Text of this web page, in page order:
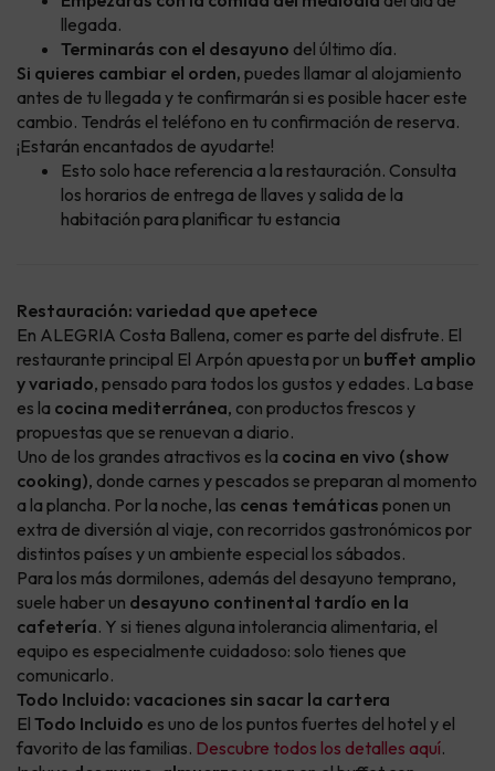
llegada.
Terminarás con el desayuno del último día.
Si quieres cambiar el orden, puedes llamar al alojamiento
antes de tu llegada y te confirmarán si es posible hacer este
cambio. Tendrás el teléfono en tu confirmación de reserva.
¡Estarán encantados de ayudarte!
Esto solo hace referencia a la restauración. Consulta
los horarios de entrega de llaves y salida de la
habitación para planificar tu estancia
Restauración: variedad que apetece
En ALEGRIA Costa Ballena, comer es parte del disfrute. El
restaurante principal El Arpón apuesta por un buffet amplio
y variado, pensado para todos los gustos y edades. La base
es la cocina mediterránea, con productos frescos y
propuestas que se renuevan a diario.
Uno de los grandes atractivos es la cocina en vivo (show
cooking), donde carnes y pescados se preparan al momento
a la plancha. Por la noche, las cenas temáticas ponen un
extra de diversión al viaje, con recorridos gastronómicos por
distintos países y un ambiente especial los sábados.
Para los más dormilones, además del desayuno temprano,
suele haber un desayuno continental tardío en la
cafetería. Y si tienes alguna intolerancia alimentaria, el
equipo es especialmente cuidadoso: solo tienes que
comunicarlo.
Todo Incluido: vacaciones sin sacar la cartera
El Todo Incluido es uno de los puntos fuertes del hotel y el
favorito de las familias. Descubre todos los detalles aquí.